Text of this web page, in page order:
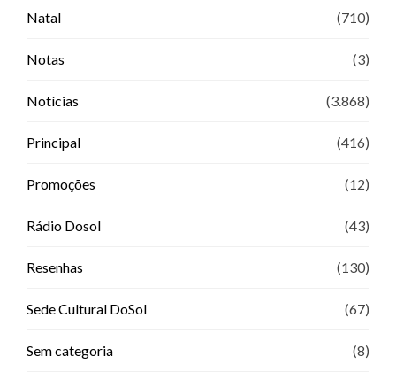
Natal (710)
Notas (3)
Notícias (3.868)
Principal (416)
Promoções (12)
Rádio Dosol (43)
Resenhas (130)
Sede Cultural DoSol (67)
Sem categoria (8)